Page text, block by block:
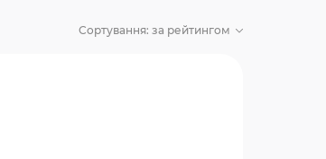
Сортування: за рейтингом